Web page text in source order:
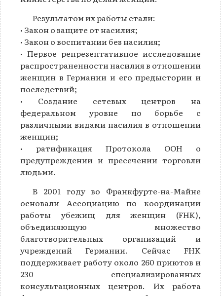
Результатом их работы стали:
• Закон о защите от насилия;
• Закон о воспитании без насилия;
• Первое репрезентативное исследование
распространенности насилия в отношении
женщин в Германии и его предыстории и
последствий;
• Создание сетевых центров на
федеральном уровне по борьбе с
различными видами насилия в отношении
женщин;
• ратификация Протокола ООН о
предупреждении и пресечении торговли
людьми.
В 2001 году во Франкфурте-на-Майне
основали Ассоциацию по координации
работы убежищ для женщин (FHK),
объединяющую множество
благотворительных организаций и
учреждений Германии. Сейчас FHK
поддерживает работу около 260 приютов и
230 специализированных
консультационных центров. Их работа